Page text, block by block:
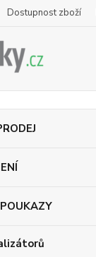
Dostupnost zboží